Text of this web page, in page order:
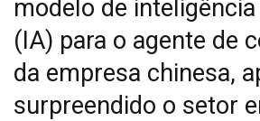
modelo de
(IA) para o agente de
da empresa chinesa,
surpreendido o setor